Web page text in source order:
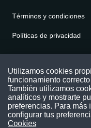
Términos y condiciones
Políticas de privacidad
Puede comunicarse con
nuestras redes sociales
Siguenos en:
Utilizamos cookies
funcionamiento
También utilizamos
analíticos y mostrarte
preferencias. Para más
configurar tus
Cookies